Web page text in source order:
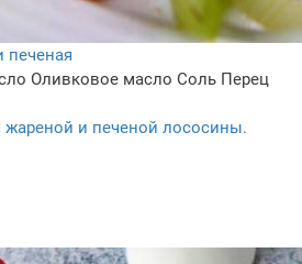
печеная
Оливковое масло Соль Перец
жареной и печеной лососины.